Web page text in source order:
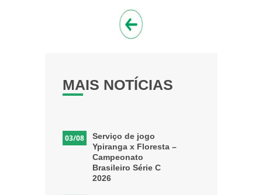
MAIS NOTÍCIAS
03/08
Serviço de jogo
Ypiranga x Floresta –
Campeonato
Brasileiro Série C
2026